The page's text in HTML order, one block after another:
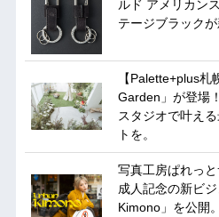
ルド アメリカン
テージブラック
【Palette+plus
Garden」が登場
スタジオで叶え
トを。
写真工房ぱれっと
成人記念の新ビ
Kimono」を公開